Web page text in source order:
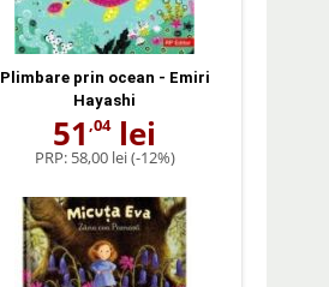
Plimbare prin ocean - Emiri
Hayashi
51 ,04lei
PRP: 58,00 lei(-12%)